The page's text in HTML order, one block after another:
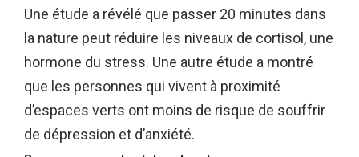
Une étude a révélé que passer 20 minutes dans
la nature peut réduire les niveaux de cortisol, une
hormone du stress. Une autre étude a montré
que les personnes qui vivent à proximité
d’espaces verts ont moins de risque de souffrir
de dépression et d’anxiété.